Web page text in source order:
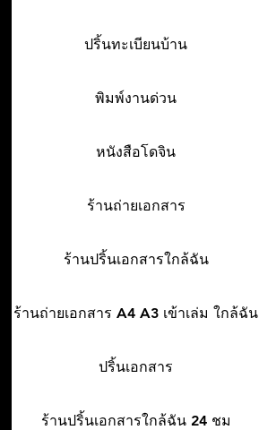
ปริ้นทะเบียนบ้าน
พิมพ์งานด่วน
หนังสือโดจิน
ร้านถ่ายเอกสาร
ร้านปริ้นเอกสารใกล้ฉัน
ร้านถ่ายเอกสาร A4 A3 เข้าเล่ม ใกล้ฉัน
ปริ้นเอกสาร
ร้านปริ้นเอกสารใกล้ฉัน 24 ชม